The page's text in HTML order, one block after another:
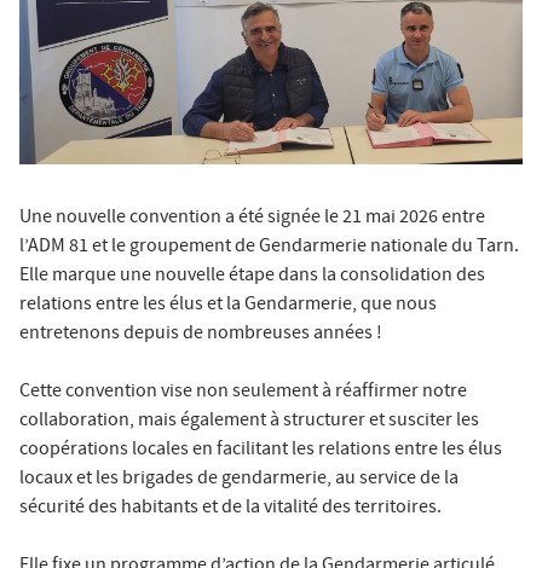
Une nouvelle convention a été signée le 21 mai 2026 entre
l’ADM 81 et le groupement de Gendarmerie nationale du Tarn.
Elle marque une nouvelle étape dans la consolidation des
relations entre les élus et la Gendarmerie, que nous
entretenons depuis de nombreuses années !
Cette convention vise non seulement à réaffirmer notre
collaboration, mais également à structurer et susciter les
coopérations locales en facilitant les relations entre les élus
locaux et les brigades de gendarmerie, au service de la
sécurité des habitants et de la vitalité des territoires.